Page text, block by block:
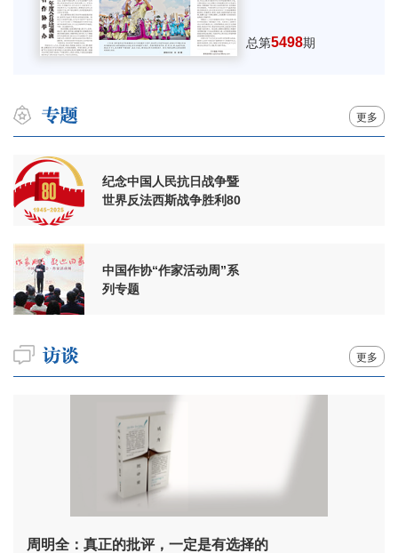
总第5498期
更多
纪念中国人民抗日战争暨
世界反法西斯战争胜利80
中国作协“作家活动周”系
列专题
更多
周明全：真正的批评，一定是有选择的